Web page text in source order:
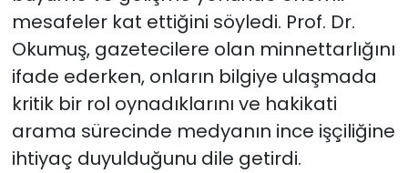
mesafeler kat ettiğini söyledi. Prof. Dr.
Okumuş, gazetecilere olan minnettarlığını
ifade ederken, onların bilgiye ulaşmada
kritik bir rol oynadıklarını ve hakikati
arama sürecinde medyanın ince işçiliğine
ihtiyaç duyulduğunu dile getirdi.